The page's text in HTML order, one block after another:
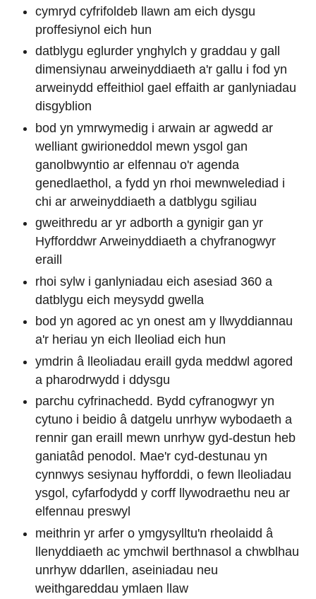
cymryd cyfrifoldeb llawn am eich dysgu
proffesiynol eich hun
datblygu eglurder ynghylch y graddau y gall
dimensiynau arweinyddiaeth a'r gallu i fod yn
arweinydd effeithiol gael effaith ar ganlyniadau
disgyblion
bod yn ymrwymedig i arwain ar agwedd ar
welliant gwirioneddol mewn ysgol gan
ganolbwyntio ar elfennau o'r agenda
genedlaethol, a fydd yn rhoi mewnwelediad i
chi ar arweinyddiaeth a datblygu sgiliau
gweithredu ar yr adborth a gynigir gan yr
Hyfforddwr Arweinyddiaeth a chyfranogwyr
eraill
rhoi sylw i ganlyniadau eich asesiad 360 a
datblygu eich meysydd gwella
bod yn agored ac yn onest am y llwyddiannau
a'r heriau yn eich lleoliad eich hun
ymdrin â lleoliadau eraill gyda meddwl agored
a pharodrwydd i ddysgu
parchu cyfrinachedd. Bydd cyfranogwyr yn
cytuno i beidio â datgelu unrhyw wybodaeth a
rennir gan eraill mewn unrhyw gyd-destun heb
ganiatâd penodol. Mae'r cyd-destunau yn
cynnwys sesiynau hyfforddi, o fewn lleoliadau
ysgol, cyfarfodydd y corff llywodraethu neu ar
elfennau preswyl
meithrin yr arfer o ymgysylltu'n rheolaidd â
llenyddiaeth ac ymchwil berthnasol a chwblhau
unrhyw ddarllen, aseiniadau neu
weithgareddau ymlaen llaw